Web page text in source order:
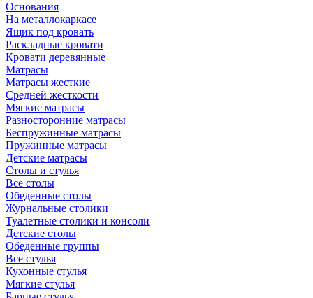
Основания
На металлокаркасе
Ящик под кровать
Раскладные кровати
Кровати деревянные
Матрасы
Матрасы жесткие
Средней жесткости
Мягкие матрасы
Разносторонние матрасы
Беспружинные матрасы
Пружинные матрасы
Детские матрасы
Столы и стулья
Все столы
Обеденные столы
Журнальные столики
Туалетные столики и консоли
Детские столы
Обеденные группы
Все стулья
Кухонные стулья
Мягкие стулья